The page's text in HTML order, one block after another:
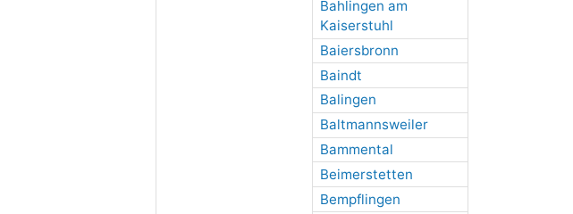
Bahlingen am
Kaiserstuhl
Baiersbronn
Baindt
Balingen
Baltmannsweiler
Bammental
Beimerstetten
Bempflingen